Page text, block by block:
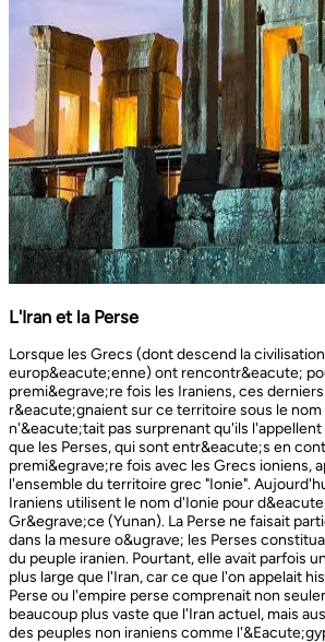
L'Iran et la Perse
Lorsque les Grecs (dont descend la civilisation europ&eacute;enne) ont rencontr&eacute; pour la premi&egrave;re fois les Iraniens, ces derniers r&eacute;gnaient sur ce territoire sous le nom d'Empire perse. Il n'&eacute;tait pas surprenant qu'ils l'appellent "Perse" tandis que les Perses, qui sont entr&eacute;s en contact pour la premi&egrave;re fois avec les Grecs ioniens, appelaient l'ensemble du territoire grec "Ionie". Aujourd'hui encore, les Iraniens utilisent le nom d'Ionie pour d&eacute;signer la Gr&egrave;ce (Yunan). La Perse ne faisait partie de l'Iran que dans la mesure o&ugrave; les Perses constituaient une partie du peuple iranien. Pourtant, elle avait parfois un sens encore plus large que l'Iran, car ce que l'on appelait historiquement la Perse ou l'empire perse comprenait non seulement un territoire beaucoup plus vaste que l'Iran actuel, mais aussi des pays et des peuples non iraniens comme l'&Eacute;gypte. "Perse" est rest&eacute; le terme europ&eacute;en pour l'Iran jusqu'en 1935, date &agrave; laquelle le gouvernement iranien a insist&eacute; pour que tous les pays appellent officiellement le pays par ce dernier nom. Mais le terme "Perse" a surv&eacute;cu et, encore aujourd'hui, pour de nombreux Occidentaux, la "Perse" a une connotation historique et culturelle beaucoup plus large que celle v&eacute;hicul&eacute;e par le terme "Iran", qu'ils confondaient parfois avec l'Irak. Beaucoup ne savent plus que l'Iran et la Perse sont la m&ecirc;me chose, pensant que l'Iran est aussi un pays arabe ! L'Iran actuel fait partie du plateau iranien, beaucoup plus vaste, dont l'ensemble a parfois fait partie de l'empire perse. Le pays est vaste, plus grand que le Royaume-Uni, la France, l'Espagne et l'Allemagne r&eacute;unis. Il est accident&eacute; et aride et, &agrave; l'exception de deux r&eacute;gions de plaine, il est constitu&eacute; de montagnes et de d&eacute;serts. Il y a deux grandes rang&eacute;es de montagnes, l'Alborz au nord, qui s'&eacute;tend du Caucase au nord-ouest jusqu'au Khorasan &agrave; l'est, et le Zagros, qui s'&eacute;tend de l'ouest au sud-est. Les grands d&eacute;serts, Dasht-e-Kavir et Dasht-e-Lut, tous deux situ&eacute;s &agrave; l'est, sont pratiquement inhabitables. Les deux r&eacute;gions de plaine sont le littoral de la mer Caspienne, qui se trouve au-dessous du niveau de la mer, a un climat subtropical et est couvert de for&ecirc;ts tropicales, et la plaine du Khuzestan au sud-ouest, qui est une continuation des terres fertiles de la M&eacute;sopotamie et est arros&eacute;e par le seul grand fleuve d'Iran, le Karun. Ainsi, la terre est abondante mais l'eau est rare, contrairement &agrave; un pays comme la Hollande o&ugrave; la terre est rare mais l'eau abondante. La raret&eacute; de l'eau a jou&eacute; un r&ocirc;le majeur non seulement en influen&ccedil;ant la nature et les syst&egrave;mes de l'agriculture iranienne, mais aussi un certain nombre de facteurs sociologiques cl&eacute;s, y compris la cause et la nature des &Eacute;tats iraniens. L'&eacute;tendue des montagnes et du d&eacute;sert a naturellement divis&eacute; la population iranienne en groupes relativement isol&eacute;s. Mais l'aridit&eacute; a jou&eacute; un r&ocirc;le encore plus important &agrave; cet &eacute;gard, et ce au niveau des plus petites unit&eacute;s sociales. Dans la majeure partie du pays, l'agriculture et l'&eacute;levage du b&eacute;tail n'&eacute;taient possibles que l&agrave; o&ugrave; l'eau de pluie naturelle, un petit ruisseau, un canal d'eau souterrain, appel&eacute; Qanat, ou une combinaison de ces &eacute;l&eacute;ments fournissait l'approvisionnement minimal n&eacute;cessaire en eau. Le Qanat ou Kariz est un d&eacute;veloppement ing&eacute;nieux des temps anciens, qui remonte &agrave; bien avant la fondation de l'empire perse. &Agrave; partir d'une nappe phr&eacute;atique existante dans les hautes terres, un tunnel est creus&eacute; sous le sol, en pente descendante vers les basses terres (pr&egrave;s des fermes environnantes) o&ugrave; il remonte &agrave; la surface. L'eau qui s'&eacute;coule de la source par gravit&eacute; est ensuite distribu&eacute;e par d'&eacute;troits canaux l&agrave; o&ugrave; elle est n&eacute;cessaire pour l'irrigation et d'autres usages. Le peuple iranien &Agrave; l'origine, les Iraniens &eacute;taient plus une ethnie qu'une nation et les perses se comptaient comme un groupe parmi un bon nombre des Iraniens. A part le pays qui s'appelle aujourd'hui l'Iran, l'Afghanistan et le Tadjikistan appartiennent &eacute;galement &agrave; un territoire iranien plus large dans leurs concepts historiques et culturels. En plus la domaine culturelle iranienne d&eacute;passe encore plus loin que la fronti&egrave;re de l&rsquo;ensemble de ces trois pays et s'&eacute;tendant jusqu&rsquo;au cot&eacute; nordique de l'Inde, l'Ouzb&eacute;kistan, le Turkm&eacute;nistan, le Caucase et l'Anatolie : Aujourd&rsquo;hui , c&rsquo;est ce que l&rsquo;on appelle &lsquo;&rsquo; Monde Persan&rsquo;&rsquo; La langue persane est une des langues iraniennes, alors qu&rsquo;il en existe d'autres vari&eacute;t&eacute;s dont le kurde et le pashto. En Iran, certaines langues locales sont encore parl&eacute;es en tant que des langues vivantes tandis que d&rsquo;autre langues r&eacute;gionales que l&rsquo;iranienne sont &eacute;galement parl&eacute;s en Iran tels que le turc et l&rsquo;arabe. En plus, d'autres formats de la langue persane sont parl&eacute;es en Afghanistan et au Tadjikistan, si bien que les r&eacute;sidents dans ces trois pays arrivent &agrave; se comprendre lors de la conversation et de la communication litt&eacute;raire. Egalement d'autres dialectes persans sont parl&eacute;s en Iran. A vraie dire , n&rsquo;importe quel argument &agrave; propos de l&rsquo;histoire de l&rsquo;Iran, de son &eacute;conomie et de sa politique ne serait pas raisonnable sauf qu&rsquo;on puisse tenir en compte les nomades qui ont &eacute;tabli leurs royaume &agrave; partir de l&rsquo;&eacute;poque des Perses au Qajars qui r&eacute;gnaient jusuq&rsquo;aux20&egrave;me si&egrave;cle. Suit &agrave; la recherches des p&acirc;turages encore plus verts et des sols fertils, diff&eacute;rents &eacute;thnies comme le turques, sont partis vers les r&eacute;gions au nord, nord-est et l&rsquo;est de la Perse . Apr&egrave;s avoir s&rsquo;h&eacute;berger , ils fallait qu&rsquo;ils se pr&eacute;par&egrave;rent pour faire face aux &eacute;nemies etrang&egrave;res . La s&egrave;cheresse, l&rsquo;aridit&eacute; et la densit&eacute; de la population dan leurs propres r&eacute;gions fut la cause de l&rsquo;immigration vers la Perse. D&rsquo;autre part la manqu&eacute; de la pluie et l&rsquo;aridit&eacute; en Iran causait la miragartion des gens vers des r&eacute;gions plus verts : ils se d&eacute;pla&ccedil;aient tous les ann&eacute;es, pour aller vers les r&eacute;gions o&ugrave; il faisait agr&eacute;able pendant l&rsquo;hiver et des r&eacute;gions o&ugrave; le climat faisait moins chaud au cours de l&rsquo;&eacute;t&eacute;. En comparaison avec les les s&eacute;dentaires, les nomades ont des puissances militaires et ils sont plus dynamiques, et plus nombreux que les villageoises qu'ils attaquaient. Ces particularit&eacute;s permettent &agrave; une tribu ou &agrave; un ensemble de tribus de faire diriger les autres vers la formation d&rsquo;un &eacute;tat central : Ensuite il faisait les n&eacute;cessaires pour collecter directement ou via un moyen indirect, la totalit&eacute; des produits agricoles exc&eacute;dentaires pour fournir les affaires financi&egrave;res. Ainsi il devient un &eacute;tat central et capable &agrave; taille de contr&ocirc;ler, d'administrer et de d&eacute;fendre ses vastes territoires. La plupart des souverains iraniens se d&eacute;pla&ccedil;aient la plupart du temps et cette caract&eacute;ristique est racin&eacute; dans leurs origines et leurs esprits. Par exemple les Ach&eacute;m&eacute;nides dirigeaient leurs trois capitales et se d&eacute;pla&ccedil;aient entre : Suse, Pers&eacute;polis et Ecbatane et parfois quatre si on fait inclure la Babylon. D&egrave;s le d&eacute;but ; tous les gouvernements iraniens jusqu&rsquo;au 20&egrave;me si&egrave;cle, on &eacute;t&eacute; fond&eacute;s par des tribus nomades et apr&egrave;s avoir &ecirc;tre uni au sein du gouvernement , il fallait se pr&eacute;parer pour faire face aux d&eacute;fis comme l&rsquo;invasion des nomades dans le pays et ceux qui pourraient attaquer depuis des terres au-del&agrave; des fronti&egrave;res. D'une mani&egrave;re historique, l'Iran a &eacute;t&eacute; le carrefour entre l'Asie et l'Europe, l'Est et l'Ouest. Les personnes, les biens ainsi que les croyances, les normes et produits culturels y sont pass&eacute;s, g&eacute;n&eacute;ralement d'est en ouest, mais pas toujours. L'influence orientale &eacute;tait telle que beaucoup des anciens mythes et l&eacute;gendes iraniens provenaient des terres orientales de l'Iran, bien que l'islam et les Arabes soient venus de la direction oppos&eacute;e. Cette situation g&eacute;ographique particuli&egrave;re a donn&eacute; lieu &agrave; ce que l'on peut appeler &laquo; l'effet carrefour &raquo;, &agrave; la fois d&eacute;stabilisant et enrichissant le pays ; rendant ses habitants hospitaliers et amicaux envers les &eacute;trangers et aussi tr&egrave;s conscients de leur particularit&eacute;. L'une des cons&eacute;quences de l'effet de carrefour est le fait que l'Iran est maintenant peupl&eacute; d&rsquo;une vari&eacute;t&eacute; de communaut&eacute;s ethniques et linguistiques incluant ceux dont la langue maternelle est le persan, ainsi que les Kurdes, les Turcs, les Arabes, les Baloutches, etc. On rencontre les Turcophones dans la r&eacute;gion Nord-ouest de l'Azerba&iuml;djan, aujourd'hui divis&eacute;e en plusieurs provinces, &agrave; la fronti&egrave;re de la Turquie et du Caucase. D'autres peuples turcophones, comme les Turkm&egrave;nes du Centre-nord-est et les tribus turcophones comm